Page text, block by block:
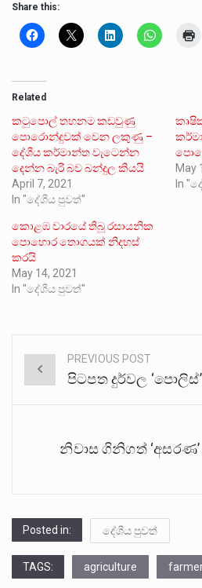
Share this:
Related
කටුපොල් තහනම කඩවුණු
පොරොන්දුවක් වෙන ලකුණු –
දේශීය කර්මාන්ත වැටෙන්න
දෙන්න බැරි බව බන්දුල කියයි
April 7, 2021
In "දේශීය පුවත්"
May
In
කොළඹ වාරයේ තිබූ රසායනික
පොහොර තොගයක් නිදහස්
කරයි
May 14, 2021
In "දේශීය පුවත්"
Post
navigation
PREVIOUS POST
පිටපත දුර්වල
නිවාස ගිනිගත්
Posted in: දේශීය පුවත්
TAGS: agriculture